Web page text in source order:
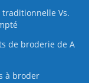
Vs.
de broderie de A
à broder